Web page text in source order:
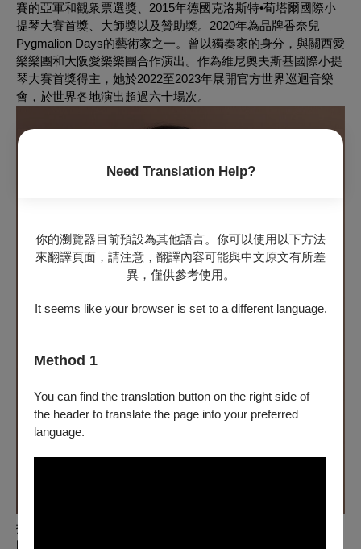
Need Translation Help?
你的瀏覽器目前預設為其他語言。你可以使用以下方法
來翻譯頁面，請注意，翻譯內容可能與中文原文有所差
異，僅供參考使用。
It seems like your browser is set to a different language.
Method 1
You can find the translation button on the right side of
the header to translate the page into your preferred
language.
賽的亞軍和觀衆票選獎、2015年德國克洛斯特•荀塔爾國際小
提琴大賽首獎、大師獎以及贊助獎。2020年為品牌香奈兒
Pygmalion Days的藝術家之一。曾以獨奏家的身分，與關西愛
樂樂團和大阪愛樂樂團合作演出。作為維尼奧夫斯基國際小提
琴大賽首獎得主，她於2022至2023年展開官方世界巡迴音樂
會，於世界各地演出超過六十場次。
指揮｜莊文貞
國立維也納音樂暨表演藝術大學高級指揮文憑